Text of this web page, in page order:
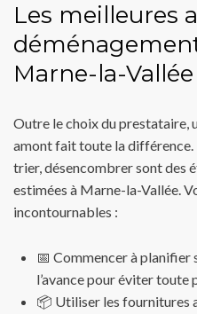
Les meilleures
Marne-la-
Outre le choix du prestataire,
amont fait toute la différence.
trier, désencombrer sont des
estimées à Marne-la-Vallée.
incontournables :
📅 Commencer à planifier
l’avance pour éviter
📦 Utiliser les fournitures